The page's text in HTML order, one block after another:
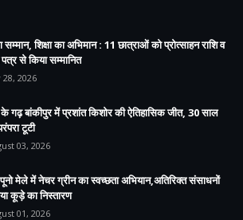
सम्मान, शिक्षा का अभिमान : 11 छात्राओं को प्रोत्साहन राशि व
से किया सम्मानित
28, 2026
गढ़ बांकीपुर में प्रशांत किशोर की ऐतिहासिक जीत, 30 साल
टूटी
03, 2026
मेले में नेचर ग्रीन का स्वच्छता अभियान,अतिरिक्त संसाधनों
कूड़े का निस्तारण
01, 2026